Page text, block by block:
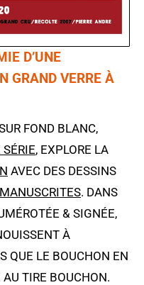
D’UNE
GRAND VERRE À
FOND BLANC,
SÉRIE, EXPLORE LA
AVEC DES DESSINS
. DANS
& SIGNÉE,
À
QUE LE BOUCHON EN
TIRE BOUCHON.